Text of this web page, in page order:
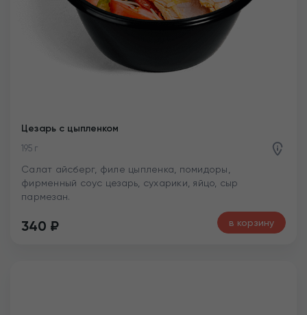
Цезарь с цыпленком
195 г
Салат айсберг, филе цыпленка, помидоры,
фирменный соус цезарь, сухарики, яйцо, сыр
пармезан.
340 ₽ в корзину